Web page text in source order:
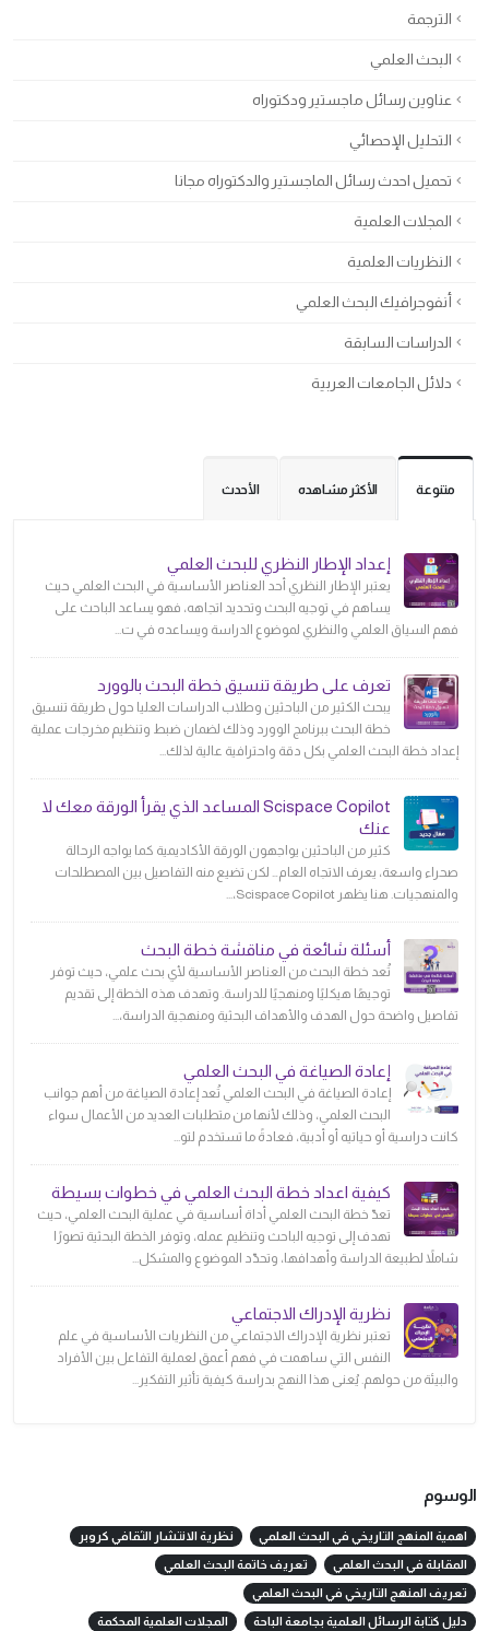
الترجمة
البحث العلمي
عناوين رسائل ماجستير ودكتوراه
التحليل الإحصائي
تحميل احدث رسائل الماجستير والدكتوراه مجانا
المجلات العلمية
النظريات العلمية
أنفوجرافيك البحث العلمي
الدراسات السابقة
دلائل الجامعات العربية
متنوعة الأكثر مشاهده الأحدث
إعداد الإطار النظري للبحث العلمي
يعتبر الإطار النظري أحد العناصر الأساسية في البحث العلمي حيث
يساهم في توجيه البحث وتحديد اتجاهه، فهو يساعد الباحث على
فهم السياق العلمي والنظري لموضوع الدراسة ويساعده في ت...
تعرف على طريقة تنسيق خطة البحث بالوورد
يبحث الكثير من الباحثين وطلاب الدراسات العليا حول طريقة تنسيق
خطة البحث ببرنامج الوورد وذلك لضمان ضبط وتنظيم مخرجات عملية
إعداد خطة البحث العلمي بكل دقة واحترافية عالية لذلك...
Scispace Copilot المساعد الذي يقرأ الورقة معك لا
عنك
كثير من الباحثين يواجهون الورقة الأكاديمية كما يواجه الرحالة
صحراء واسعة، يعرف الاتجاه العام… لكن تضيع منه التفاصيل بين المصطلحات
والمنهجيات. هنا يظهر Scispace Copilot،...
أسئلة شائعة في مناقشة خطة البحث
تُعد خطة البحث من العناصر الأساسية لأي بحث علمي، حيث توفر
توجيهًا هيكليًا ومنهجيًا للدراسة. وتهدف هذه الخطة إلى تقديم
تفاصيل واضحة حول الهدف والأهداف البحثية ومنهجية الدراسة،...
إعادة الصياغة في البحث العلمي
إعادة الصياغة في البحث العلمي تُعد إعادة الصياغة من أهم جوانب
البحث العلمي، وذلك لأنها من متطلبات العديد من الأعمال سواء
كانت دراسية أو حياتيه أو أدبية، فعادةً ما تستخدم لتو...
كيفية اعداد خطة البحث العلمي في خطوات بسيطة
تعدّ خطة البحث العلمي أداة أساسية في عملية البحث العلمي، حيث
تهدف إلى توجيه الباحث وتنظيم عمله، وتوفر الخطة البحثية تصورًا
شاملاً لطبيعة الدراسة وأهدافها، وتحدّد الموضوع والمشكل...
نظرية الإدراك الاجتماعي
تعتبر نظرية الإدراك الاجتماعي من النظريات الأساسية في علم
النفس التي ساهمت في فهم أعمق لعملية التفاعل بين الأفراد
والبيئة من حولهم. يُعنى هذا النهج بدراسة كيفية تأثير التفكير...
الوسوم
اهمية المنهج التاريخي في البحث العلمي نظرية الانتشار الثقافي كروبر
المقابلة في البحث العلمي تعريف خاتمة البحث العلمي
تعريف المنهج التاريخي في البحث العلمي
دليل كتابة الرسائل العلمية بجامعة الباحة المجلات العلمية المحكمة